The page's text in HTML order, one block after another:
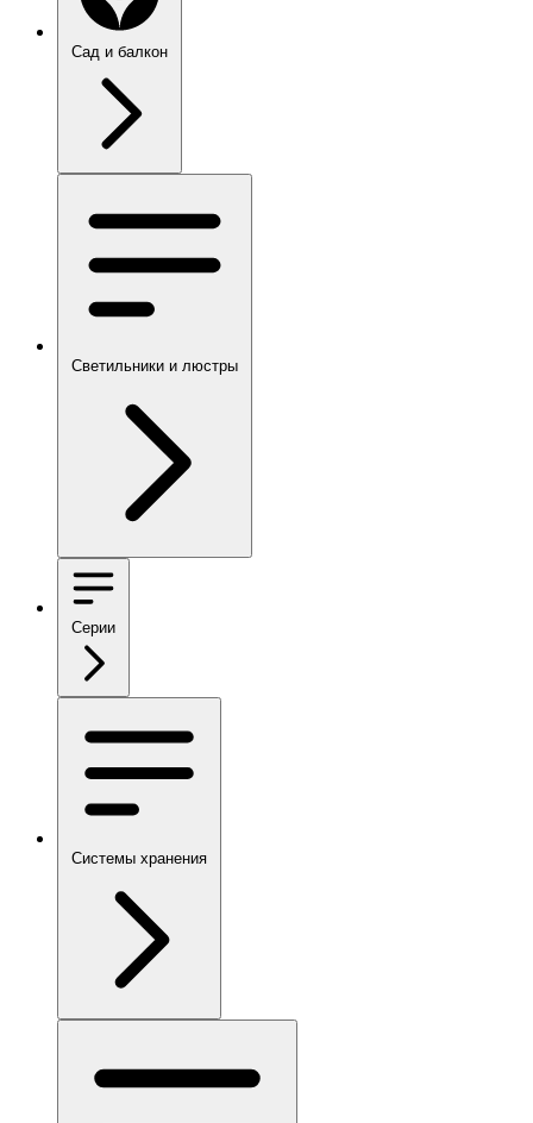
Сад и балкон
Светильники и люстры
Серии
Системы хранения